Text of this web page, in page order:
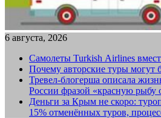
6 августа, 2026
Самолеты Turkish Airlines
Почему авторские туры могут
Тревел-блогерша описала
России фразой «красную рыбу
Деньги за Крым не скоро:
15% отменённых туров,